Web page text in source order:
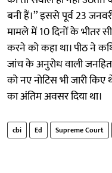
बनी हैं।’’ इससे पूर्व 23
मामले में 10 दिनों के भीतर
करने को कहा था। पीठ ने
जांच के अनुरोध वाली
को नए नोटिस भी जारी
का अंतिम अवसर दिया था।
cbi Ed Supreme Court